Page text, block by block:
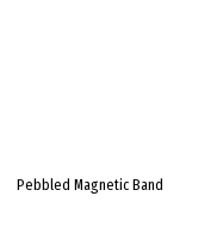
Pebbled Magnetic Band